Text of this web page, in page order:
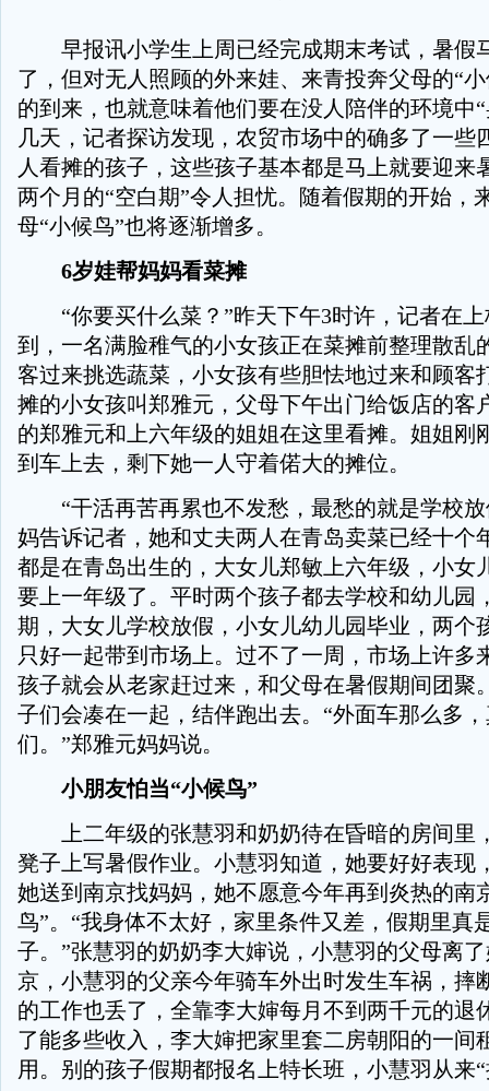
早报讯小学生上周已经完成期末考试，暑假
了，但对无人照顾的外来娃、来青投奔父母的“
的到来，也就意味着他们要在没人陪伴的环境中
几天，记者探访发现，农贸市场中的确多了一些
人看摊的孩子，这些孩子基本都是马上就要迎来
两个月的“空白期”令人担忧。随着假期的开始，
母“小候鸟”也将逐渐增多。
6岁娃帮妈妈看菜摊
“你要买什么菜？”昨天下午3时许，记者在上
到，一名满脸稚气的小女孩正在菜摊前整理散乱
客过来挑选蔬菜，小女孩有些胆怯地过来和顾客
摊的小女孩叫郑雅元，父母下午出门给饭店的客
的郑雅元和上六年级的姐姐在这里看摊。姐姐刚
到车上去，剩下她一人守着偌大的摊位。
“干活再苦再累也不发愁，最愁的就是学校放
妈告诉记者，她和丈夫两人在青岛卖菜已经十个
都是在青岛出生的，大女儿郑敏上六年级，小女
要上一年级了。平时两个孩子都去学校和幼儿园
期，大女儿学校放假，小女儿幼儿园毕业，两个
只好一起带到市场上。过不了一周，市场上许多
孩子就会从老家赶过来，和父母在暑假期间团聚
子们会凑在一起，结伴跑出去。“外面车那么多
们。”郑雅元妈妈说。
小朋友怕当“小候鸟”
上二年级的张慧羽和奶奶待在昏暗的房间里
凳子上写暑假作业。小慧羽知道，她要好好表现
她送到南京找妈妈，她不愿意今年再到炎热的南
鸟”。“我身体不太好，家里条件又差，假期里真
子。”张慧羽的奶奶李大婶说，小慧羽的父母离
京，小慧羽的父亲今年骑车外出时发生车祸，摔
的工作也丢了，全靠李大婶每月不到两千元的退
了能多些收入，李大婶把家里套二房朝阳的一间
用。别的孩子假期都报名上特长班，小慧羽从来